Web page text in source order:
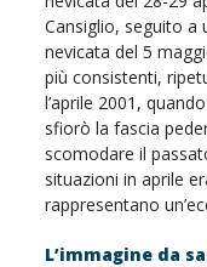
Cansiglio, seguito a
nevicata del 5
più consistenti,
l’aprile 2001,
sfiorò la fascia
scomodare il
situazioni in aprile
rappresentano
L’immagine da